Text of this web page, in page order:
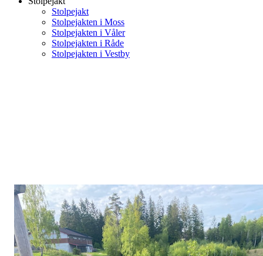
Stolpejakt
Stolpejakten i Moss
Stolpejakten i Våler
Stolpejakten i Råde
Stolpejakten i Vestby